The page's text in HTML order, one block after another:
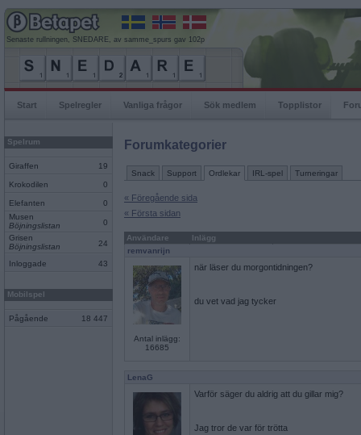
Senaste rullningen, SNEDARE, av samme_spurs gav 102p
Start Spelregler Vanliga frågor Sök medlem Topplistor
Spelrum
Giraffen 19
Krokodilen 0
Elefanten
0
Musen
Böjningslistan
0
Grisen
Böjningslistan
24
Inloggade 43
Mobilspel
Pågående 18 447
Forumkategorier
Snack Support Ordlekar IRL-spel Turneringar
« Föregående sida
« Första sidan
Användare
Inlägg
remvanrijn
Antal inlägg:
16685
när läser du morgontidningen?
du vet vad jag tycker
LenaG
Varför säger du aldrig att du gillar mig?
Jag tror de var för trötta